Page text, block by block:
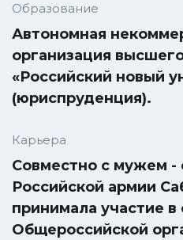
Образование
Автономная
организация
«Российский новый
(юриспруденция).
Карьера
Совместно с мужем
Российской армии
принимала участие в
Общероссийской